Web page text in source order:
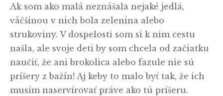
Ak som ako malá neznášala nejaké jedlá,
väčšinou v nich bola zelenina alebo
strukoviny. V dospelosti som si k nim cestu
našla, ale svoje deti by som chcela od začiatku
naučiť, že ani brokolica alebo fazule nie sú
príšery z bažín! Aj keby to malo byť tak, že ich
musím naservírovať práve ako tú príšeru.